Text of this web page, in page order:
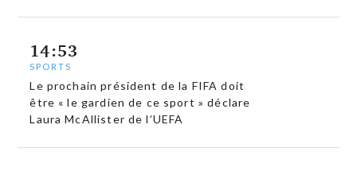
14:53
SPORTS
Le prochain président de la FIFA doit
être « le gardien de ce sport » déclare
Laura McAllister de l’UEFA